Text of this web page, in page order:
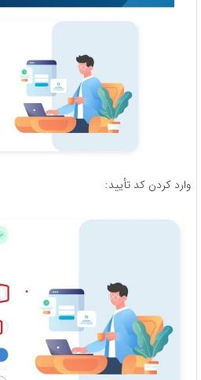
وارد کردن کد تأیید: